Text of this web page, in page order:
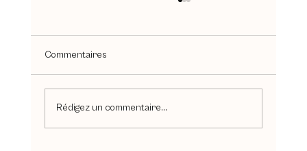
Commentaires
Rédigez un commentaire...